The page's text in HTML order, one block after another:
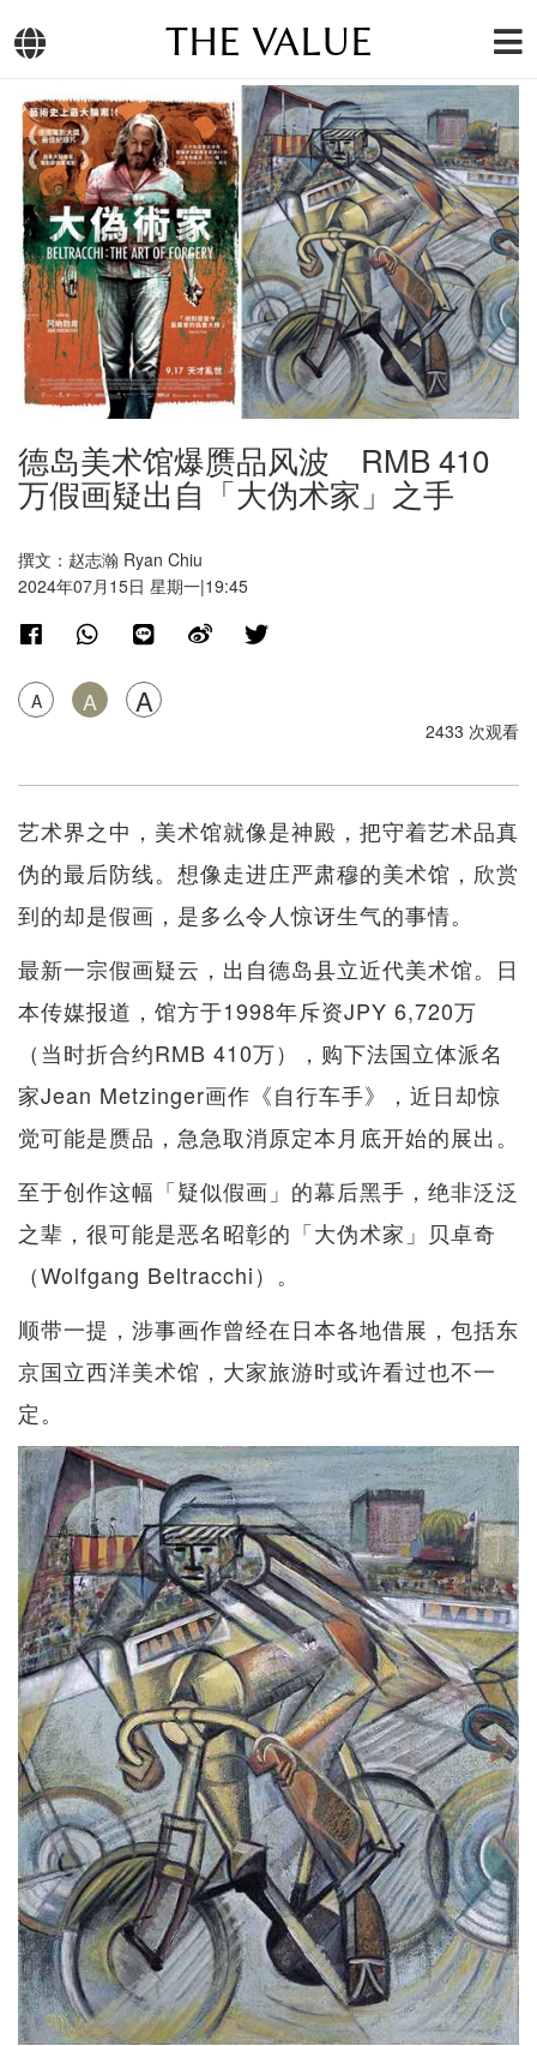
THE VALUE
德岛美术馆爆赝品风波 RMB 410
万假画疑出自「大伪术家」之手
撰文：赵志瀚 Ryan Chiu
2024年07月15日 星期一|19:45
A A A
2433 次观看
艺术界之中，美术馆就像是神殿，把守着艺术品真
伪的最后防线。想像走进庄严肃穆的美术馆，欣赏
到的却是假画，是多么令人惊讶生气的事情。
最新一宗假画疑云，出自德岛县立近代美术馆。日
本传媒报道，馆方于1998年斥资JPY 6,720万
（当时折合约RMB 410万），购下法国立体派名
家Jean Metzinger画作《自行车手》，近日却惊
觉可能是赝品，急急取消原定本月底开始的展出。
至于创作这幅「疑似假画」的幕后黑手，绝非泛泛
之辈，很可能是恶名昭彰的「大伪术家」贝卓奇
（Wolfgang Beltracchi）。
顺带一提，涉事画作曾经在日本各地借展，包括东
京国立西洋美术馆，大家旅游时或许看过也不一
定。